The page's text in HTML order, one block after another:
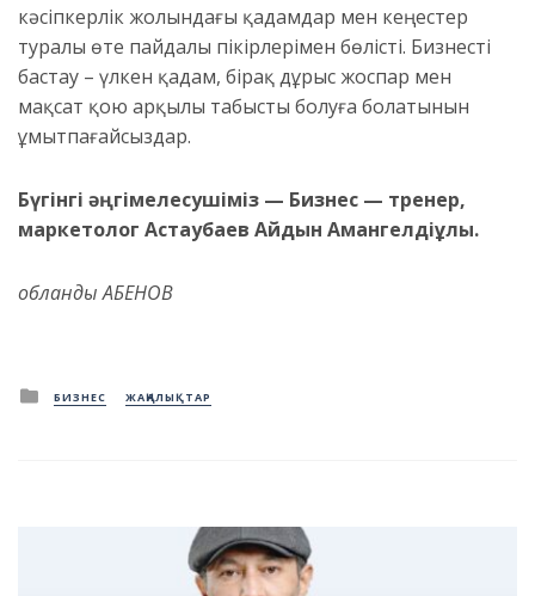
кәсіпкерлік жолындағы қадамдар мен кеңестер
туралы өте пайдалы пікірлерімен бөлісті. Бизнесті
бастау – үлкен қадам, бірақ дұрыс жоспар мен
мақсат қою арқылы табысты болуға болатынын
ұмытпағайсыздар.
Бүгінгі әңгімелесушіміз — Бизнес — тренер,
маркетолог Астаубаев Айдын Амангелдіұлы.
Қобланды АБЕНОВ
Posted
in
БИЗНЕС ЖАҢАЛЫҚТАР